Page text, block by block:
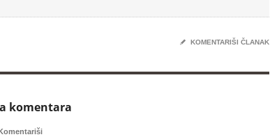
✎ KOMENTARIŠI ČLANAK
komentara